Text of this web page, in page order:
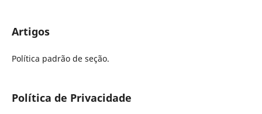
Artigos
Política padrão de seção.
Política de Privacidade